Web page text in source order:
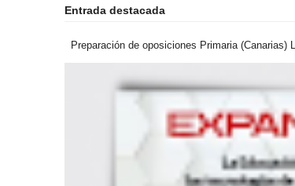
Entrada destacada
Preparación de oposiciones Primaria